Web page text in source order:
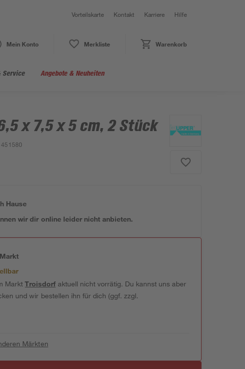
Vorteilskarte Kontakt Karriere Hilfe
Mein Konto Merkliste Warenkorb
Service Angebote & Neuheiten
x 7,5 x 5 cm, 2 Stück
Hause
wir dir online leider nicht anbieten.
MarktTroisdorfaktuell nicht vorrätig. Du kannst uns aber
und wir bestellen ihn für dich (ggf. zzgl.
Märkten